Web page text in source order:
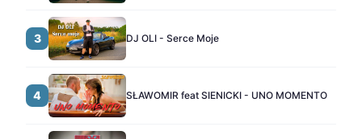
3 DJ OLI - Serce Moje
4 SŁAWOMIR feat SIENICKI - UNO MOMENTO